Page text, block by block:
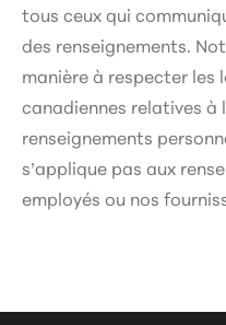
tous ceux qui
des renseignements.
manière à respecter les
canadiennes relatives
renseignements
s’applique pas aux
employés ou nos